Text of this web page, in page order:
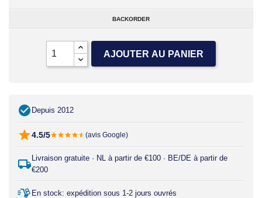
BACKORDER
AJOUTER AU PANIER
Depuis 2012
4.5/5 (avis Google)
Livraison gratuite · NL à partir de €100 · BE/DE à partir de
€200
En stock: expédition sous 1-2 jours ouvrés